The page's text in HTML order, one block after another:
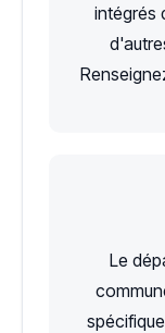
intégrés
Le